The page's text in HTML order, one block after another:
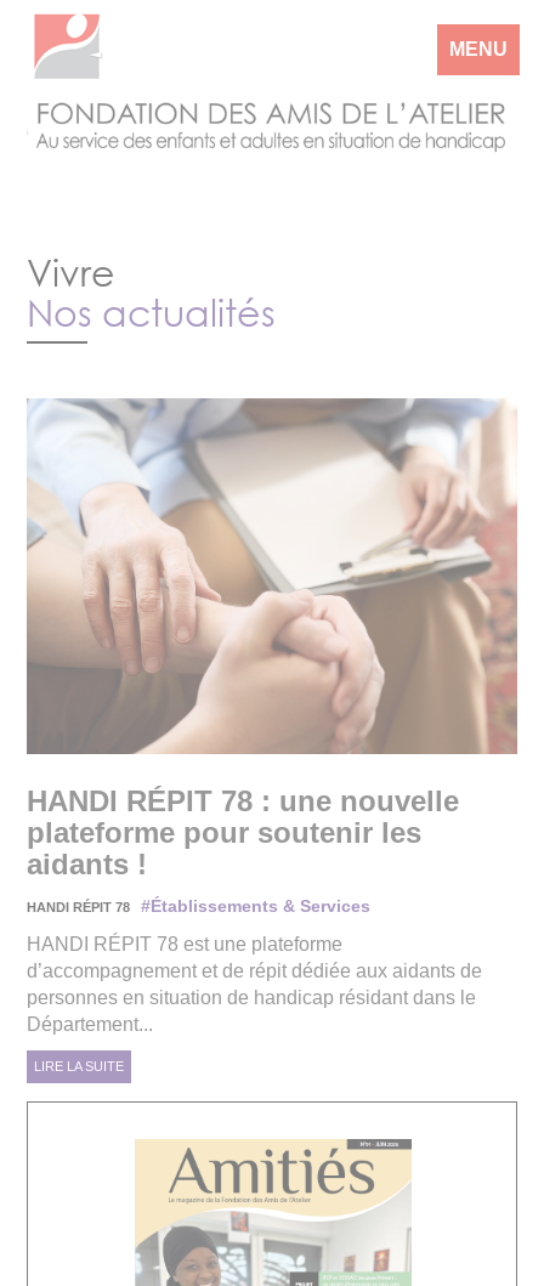
MENU
Vivre
Nos actualités
HANDI RÉPIT 78 : une nouvelle
plateforme pour soutenir les
aidants !
HANDI RÉPIT 78 #Établissements & Services
HANDI RÉPIT 78 est une plateforme
d’accompagnement et de répit dédiée aux aidants de
personnes en situation de handicap résidant dans le
Département...
LIRE LA SUITE